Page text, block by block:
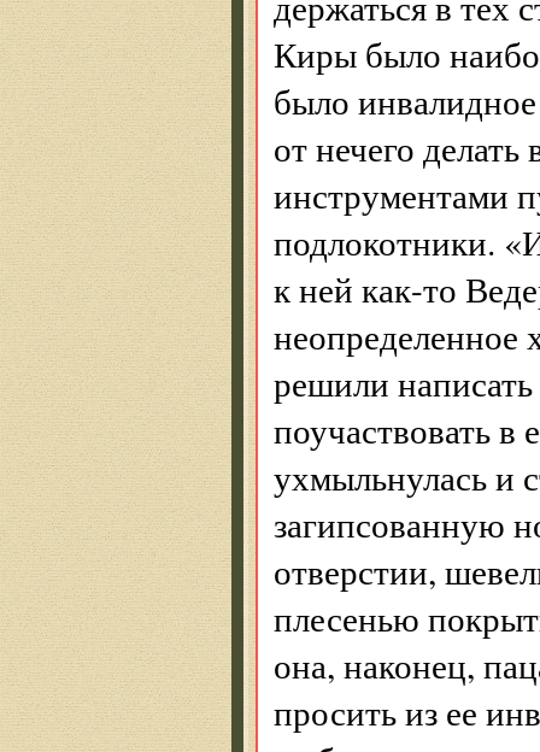
Киры было
было
от нечего
инструментами
подлокотники.
к ней как-то
решили
поучаствовать в
ухмыльнулась и
загипсованную
отверстии,
плесенью
она, наконец,
просить из ее